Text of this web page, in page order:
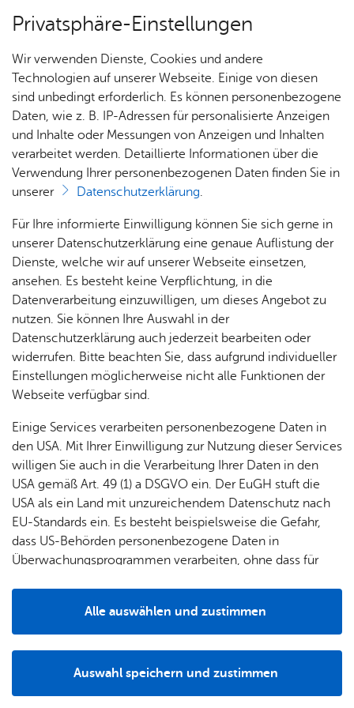
Heute
Start­sei­te
Alle Ter­mi­ne
Erweiterte Suche
Fil­ter lö­schen
Mitt­woch, 30. Sep­tem­ber 2026 , 10:30 Uhr – 11:30 Uhr
, Se­nio­ren­
treff Ai­lin­gen
Tan­zen im Sit­zen
Se­nio­ren
, 14:00 Uhr
, Se­nio­ren­
treff Haus Son­nen­uhr
Haus Son­nen­uhr: Zeich­nen und Malen
Se­nio­ren
Privatsphäre-Einstellungen
Wir verwenden Dienste, Cookies und andere
Technologien auf unserer Webseite. Einige von diesen
sind unbedingt erforderlich. Es können personenbezogene
Daten, wie z. B. IP-Adressen für personalisierte Anzeigen
und Inhalte oder Messungen von Anzeigen und Inhalten
verarbeitet werden. Detaillierte Informationen über die
Verwendung Ihrer personenbezogenen Daten finden Sie in
unserer
Datenschutzerklärung.
Für Ihre informierte Einwilligung können Sie sich gerne in
unserer Datenschutzerklärung eine genaue Auflistung der
Dienste, welche wir auf unserer Webseite einsetzen,
ansehen. Es besteht keine Verpflichtung, in die
Datenverarbeitung einzuwilligen, um dieses Angebot zu
nutzen. Sie können Ihre Auswahl in der
Datenschutzerklärung auch jederzeit bearbeiten oder
widerrufen. Bitte beachten Sie, dass aufgrund individueller
Einstellungen möglicherweise nicht alle Funktionen der
Webseite verfügbar sind.
Einige Services verarbeiten personenbezogene Daten in
den USA. Mit Ihrer Einwilligung zur Nutzung dieser Services
willigen Sie auch in die Verarbeitung Ihrer Daten in den
USA gemäß Art. 49 (1) a DSGVO ein. Der EuGH stuft die
USA als ein Land mit unzureichendem Datenschutz nach
EU-Standards ein. Es besteht beispielsweise die Gefahr,
dass US-Behörden personenbezogene Daten in
Überwachungsprogrammen verarbeiten, ohne dass für
Auswahl speichern und zustimmen
Alle auswählen und zustimmen